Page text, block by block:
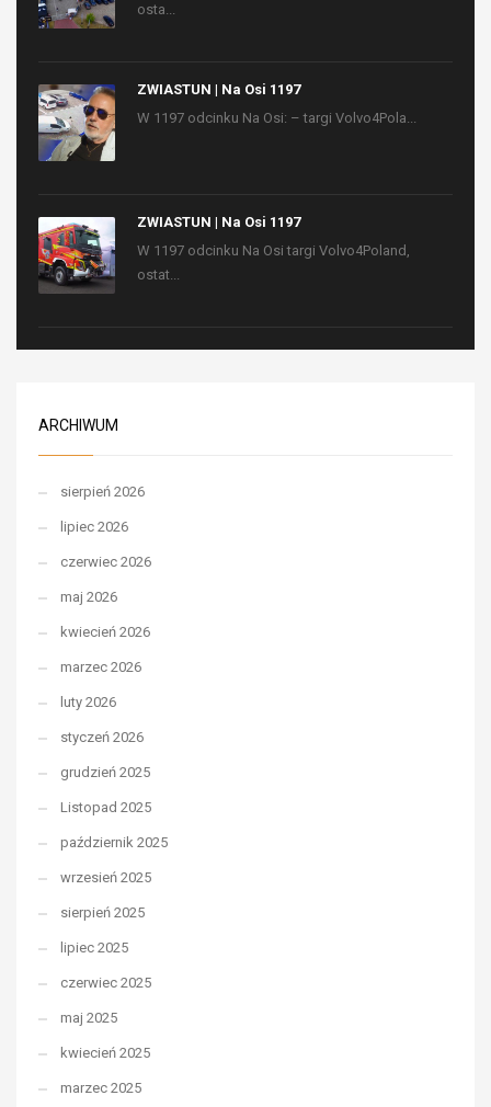
osta...
ZWIASTUN | Na Osi 1197
W 1197 odcinku Na Osi: – targi Volvo4Pola...
ZWIASTUN | Na Osi 1197
W 1197 odcinku Na Osi targi Volvo4Poland,
ostat...
ARCHIWUM
sierpień 2026
lipiec 2026
czerwiec 2026
maj 2026
kwiecień 2026
marzec 2026
luty 2026
styczeń 2026
grudzień 2025
Listopad 2025
październik 2025
wrzesień 2025
sierpień 2025
lipiec 2025
czerwiec 2025
maj 2025
kwiecień 2025
marzec 2025